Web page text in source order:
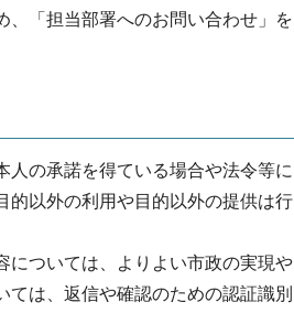
、「担当部署へのお問い合わせ」を
の承諾を得ている場合や法令等に
的以外の利用や目的以外の提供は行
については、よりよい市政の実現や
は、返信や確認のための認証識別